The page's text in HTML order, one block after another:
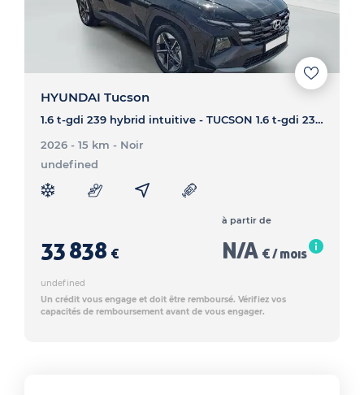
HYUNDAI Tucson
1.6 t-gdi 239 hybrid intuitive - TUCSON 1.6 t-gdi 239 hybrid intuitive
2026 - 15 km - Noir
undefined
33 838 €
à partir de
N/A € / mois
undefined
Un crédit vous engage et doit être remboursé. Vérifiez vos
capacités de remboursement avant de vous engager.